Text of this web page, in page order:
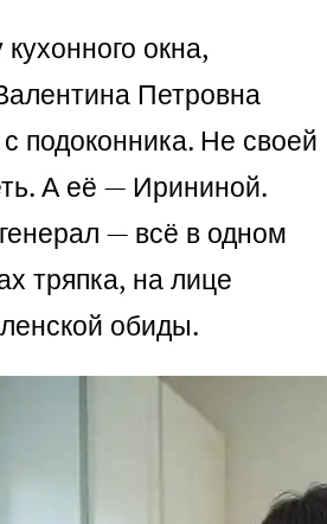
окна,
Петровна
подоконника. Не своей
А её — Ирининой.
— всё в одном
тряпка, на лице
обиды.